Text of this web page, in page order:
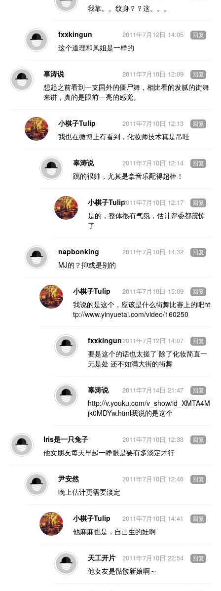
我靠。。纹身？？这。。。
fxxkingun
这个道理和凤姐是一样的
2011年7月12日 14:05 回复
辜涛说
想起之前看到一支国外的僵尸舞，相比看的发腻的街舞
来讲，真的是眼前一亮的感觉。
2011年7月10日 12:09 回复
小棋子Tulip
我也在微博上有看到，化妆师技术真是吊哇
2011年7月10日 12:13 回复
辜涛说
跳的很帅，尤其是拿音乐配得超棒！
2011年7月10日 12:14 回复
小棋子Tulip
是的，整体很有气氛，估计评委都震惊
了
2011年7月10日 12:17 回复
napbonking
MJ的？抑或是别的
2011年7月10日 14:32 回复
小棋子Tulip
我说的是这个，应该是什么街舞比赛上的吧ht
tp://www.yinyuetai.com/video/160250
2011年7月10日 15:09 回复
fxxkingun
要是这个的话也太搓了 除了化妆简直一
无是处 还不如满大街的街舞
2011年7月12日 14:07 回复
辜涛说
http://v.youku.com/v_show/id_XMTA4M
jk0MDYw.html我说的是这个
2011年7月14日 21:47 回复
Iris是一只兔子
他女朋友每天早起一睁眼是要有多淡定才行
2011年7月10日 12:33 回复
尹安然
晚上估计更需要淡定
2011年7月10日 12:46 回复
小棋子Tulip
他麻麻也是，自己生的娃啊
2011年7月10日 14:41 回复
天工开片
他女友是骷髅新娘啊～
2011年7月10日 22:54 回复